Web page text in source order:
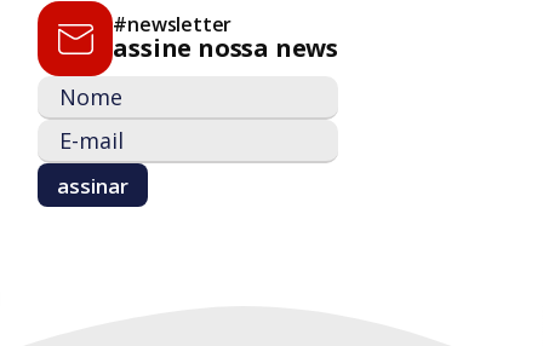
#newsletter
assine nossa news